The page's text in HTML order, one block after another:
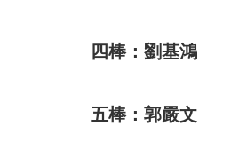
四棒：劉基鴻
五棒：郭嚴文